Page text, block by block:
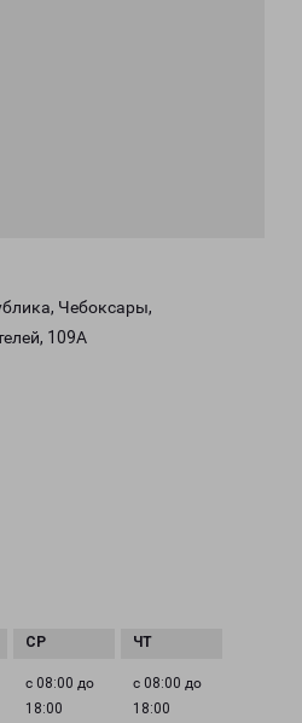
Чебоксары,
109А
с 08:00 до
18:00
с 08:00 до
18:00